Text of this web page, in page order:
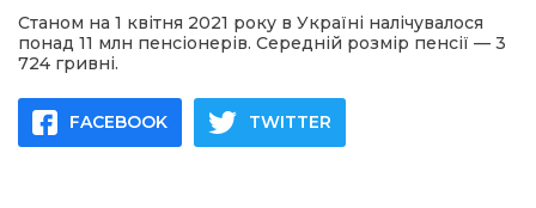
Станом на 1 квітня 2021 року в Україні налічувалося
понад 11 млн пенсіонерів. Середній розмір пенсії — 3
724 гривні.
FACEBOOK TWITTER